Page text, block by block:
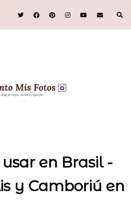
en Brasil -
y Camboriú en